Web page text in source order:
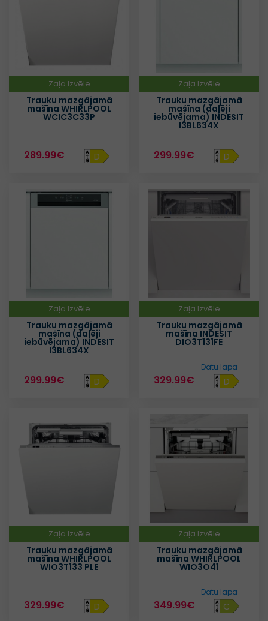
Zaļa Izvēle
Trauku mazgājamā
mašīna WHIRLPOOL
WCIC3C33P
289.99€ D
Zaļa Izvēle
Trauku mazgājamā
mašīna (daļēji
iebūvējama) INDESIT
I3BL634X
299.99€ D
Zaļa Izvēle
Trauku mazgājamā
mašīna (daļēji
iebūvējama) INDESIT
I3BL634X
299.99€ D
Zaļa Izvēle
Trauku mazgājamā
mašīna INDESIT
DIO3T131FE
329.99€ D
Datu lapa
Zaļa Izvēle
Trauku mazgājamā
mašīna WHIRLPOOL
WIO3T133 PLE
329.99€ D
Zaļa Izvēle
Trauku mazgājamā
mašīna WHIRLPOOL
WIO3O41
349.99€ C
Datu lapa